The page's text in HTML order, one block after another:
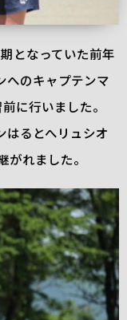
となっていた前年
へのキャプテンマ
に行いました。
はるとへリュシオ
れました。